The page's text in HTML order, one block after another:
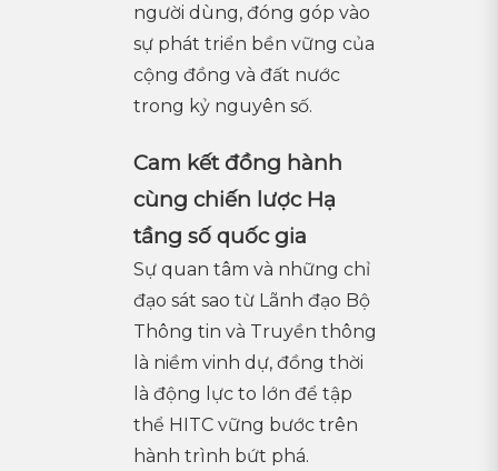
người dùng, đóng góp vào
sự phát triển bền vững của
cộng đồng và đất nước
trong kỷ nguyên số.
Cam kết đồng hành
cùng chiến lược Hạ
tầng số quốc gia
Sự quan tâm và những chỉ
đạo sát sao từ Lãnh đạo Bộ
Thông tin và Truyền thông
là niềm vinh dự, đồng thời
là động lực to lớn để tập
thể HITC vững bước trên
hành trình bứt phá.